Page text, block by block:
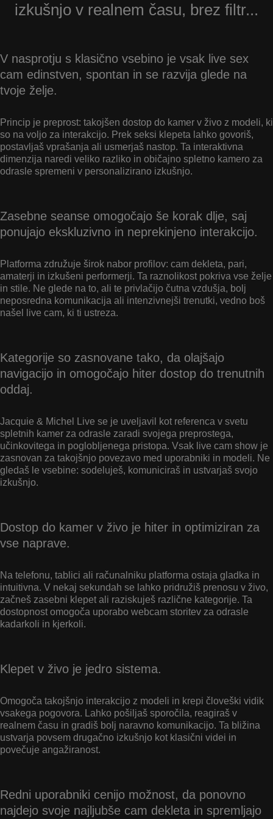
izkušnjo v realnem času, brez filtr...
V nasprotju s klasično vsebino je vsak live sex
cam edinstven, spontan in se razvija glede na
tvoje želje.
Princip je preprost: takojšen dostop do kamer v živo z modeli, ki
so na voljo za interakcijo. Prek seksi klepeta lahko govoriš,
postavljaš vprašanja ali usmerjaš nastop. Ta interaktivna
dimenzija naredi veliko razliko in običajno spletno kamero za
odrasle spremeni v personalizirano izkušnjo.
Zasebne seanse omogočajo še korak dlje, saj
ponujajo ekskluzivno in neprekinjeno interakcijo.
Platforma združuje širok nabor profilov: cam dekleta, pari,
amaterji in izkušeni performerji. Ta raznolikost pokriva vse želje
in stile. Ne glede na to, ali te privlačijo čutna vzdušja, bolj
neposredna komunikacija ali intenzivnejši trenutki, vedno boš
našel live cam, ki ti ustreza.
Kategorije so zasnovane tako, da olajšajo
navigacijo in omogočajo hiter dostop do trenutnih
oddaj.
Jacquie & Michel Live se je uveljavil kot referenca v svetu
spletnih kamer za odrasle zaradi svojega preprostega,
učinkovitega in poglobljenega pristopa. Vsak live cam show je
zasnovan za takojšnjo povezavo med uporabniki in modeli. Ne
gledaš le vsebine: sodeluješ, komuniciraš in ustvarjaš svojo
izkušnjo.
Dostop do kamer v živo je hiter in optimiziran za
vse naprave.
Na telefonu, tablici ali računalniku platforma ostaja gladka in
intuitivna. V nekaj sekundah se lahko pridružiš prenosu v živo,
začneš zasebni klepet ali raziskuješ različne kategorije. Ta
dostopnost omogoča uporabo webcam storitev za odrasle
kadarkoli in kjerkoli.
Klepet v živo je jedro sistema.
Omogoča takojšnjo interakcijo z modeli in krepi človeški vidik
vsakega pogovora. Lahko pošiljaš sporočila, reagiraš v
realnem času in gradiš bolj naravno komunikacijo. Ta bližina
ustvarja povsem drugačno izkušnjo kot klasični videi in
povečuje angažiranost.
Redni uporabniki cenijo možnost, da ponovno
najdejo svoje najljubše cam dekleta in spremljajo